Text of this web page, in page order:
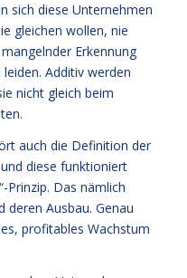
sich diese Unternehmen
gleichen wollen, nie
Erkennung
Additiv werden
nicht gleich beim
auch die Definition der
diese funktioniert
Prinzip. Das nämlich
deren Ausbau. Genau
profitables Wachstum